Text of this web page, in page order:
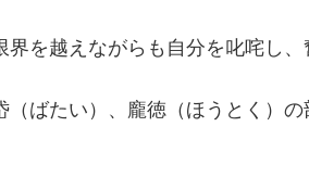
を越えながらも自分を叱咤し、
（ばたい）、龐徳（ほうとく）